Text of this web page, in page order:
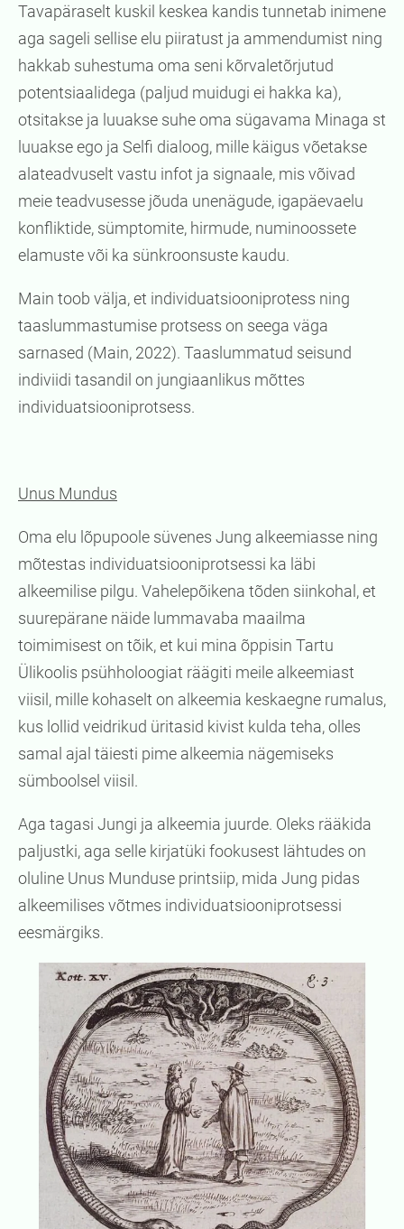
Tavapäraselt kuskil keskea kandis tunnetab inimene
aga sageli sellise elu piiratust ja ammendumist ning
hakkab suhestuma oma seni kõrvaletõrjutud
potentsiaalidega (paljud muidugi ei hakka ka),
otsitakse ja luuakse suhe oma sügavama Minaga st
luuakse ego ja Selfi dialoog, mille käigus võetakse
alateadvuselt vastu infot ja signaale, mis võivad
meie teadvusesse jõuda unenägude, igapäevaelu
konfliktide, sümptomite, hirmude, numinoossete
elamuste või ka sünkroonsuste kaudu.
Main toob välja, et individuatsiooniprotess ning
taaslummastumise protsess on seega väga
sarnased (Main, 2022). Taaslummatud seisund
indiviidi tasandil on jungiaanlikus mõttes
individuatsiooniprotsess.
Unus Mundus
Oma elu lõpupoole süvenes Jung alkeemiasse ning
mõtestas individuatsiooniprotsessi ka läbi
alkeemilise pilgu. Vahelepõikena tõden siinkohal, et
suurepärane näide lummavaba maailma
toimimisest on tõik, et kui mina õppisin Tartu
Ülikoolis psühholoogiat räägiti meile alkeemiast
viisil, mille kohaselt on alkeemia keskaegne rumalus,
kus lollid veidrikud üritasid kivist kulda teha, olles
samal ajal täiesti pime alkeemia nägemiseks
sümboolsel viisil.
Aga tagasi Jungi ja alkeemia juurde. Oleks rääkida
paljustki, aga selle kirjatüki fookusest lähtudes on
oluline Unus Munduse printsiip, mida Jung pidas
alkeemilises võtmes individuatsiooniprotsessi
eesmärgiks.